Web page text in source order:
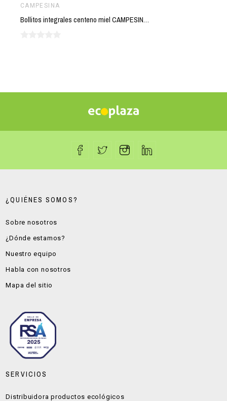
CAMPESINA
Bollitos integrales centeno miel CAMPESINA 260 gr
¿QUIÉNES SOMOS?
Sobre nosotros
¿Dónde estamos?
Nuestro equipo
Habla con nosotros
Mapa del sitio
SERVICIOS
Distribuidora productos ecológicos